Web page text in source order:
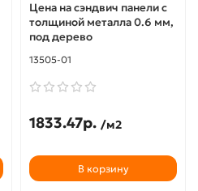
Цена на сэндвич панели с
толщиной металла 0.6 мм,
под дерево
13505-01
1833.47р. /м2
В корзину